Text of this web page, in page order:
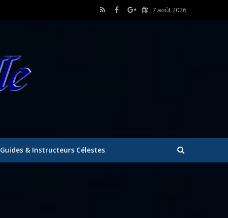
7 août 2026
Guides & Instructeurs Célestes